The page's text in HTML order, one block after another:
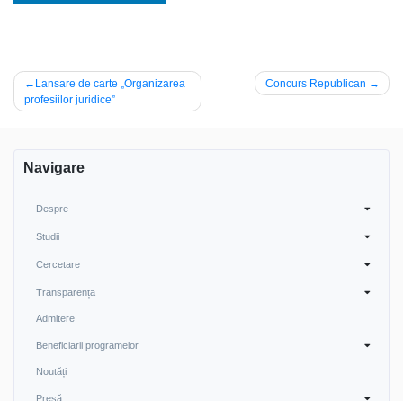
Navigare
în
Lansare de carte „Organizarea
profesiilor juridice”
Concurs Republican
Navigare
Despre
Studii
Cercetare
Transparența
Admitere
Beneficiarii programelor
Noutăți
Presă